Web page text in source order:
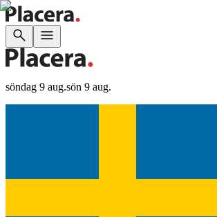
söndag 9 aug.sön 9 aug.